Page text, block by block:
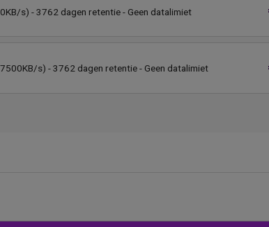
s) - 3762 dagen retentie - Geen datalimiet
s) - 3762 dagen retentie - Geen datalimiet